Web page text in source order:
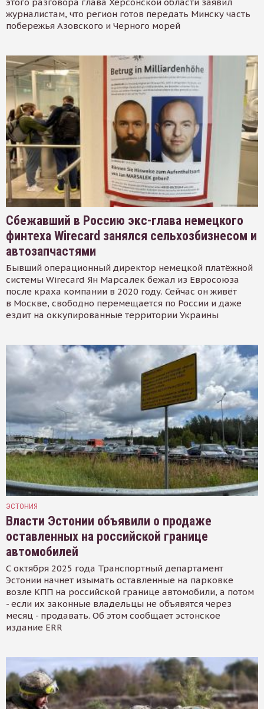
журналистам, что регион готов передать Минску часть
побережья Азовского и Черного морей
Сбежавший в Россию экс-глава немецкого
финтеха Wirecard занялся сельхозбизнесом и
автозапчастями
Бывший операционный директор немецкой платёжной
системы Wirecard Ян Марсалек бежал из Евросоюза
после краха компании в 2020 году. Сейчас он живёт
в Москве, свободно перемещается по России и даже
ездит на оккупированные территории Украины
ЭСТОНИЯ
Власти Эстонии объявили о продаже
оставленных на российской границе
автомобилей
С октября 2025 года Транспортный департамент
Эстонии начнет изымать оставленные на парковке
возле КПП на российской границе автомобили, а потом
- если их законные владельцы не объявятся через
месяц - продавать. Об этом сообщает эстонское
издание ERR